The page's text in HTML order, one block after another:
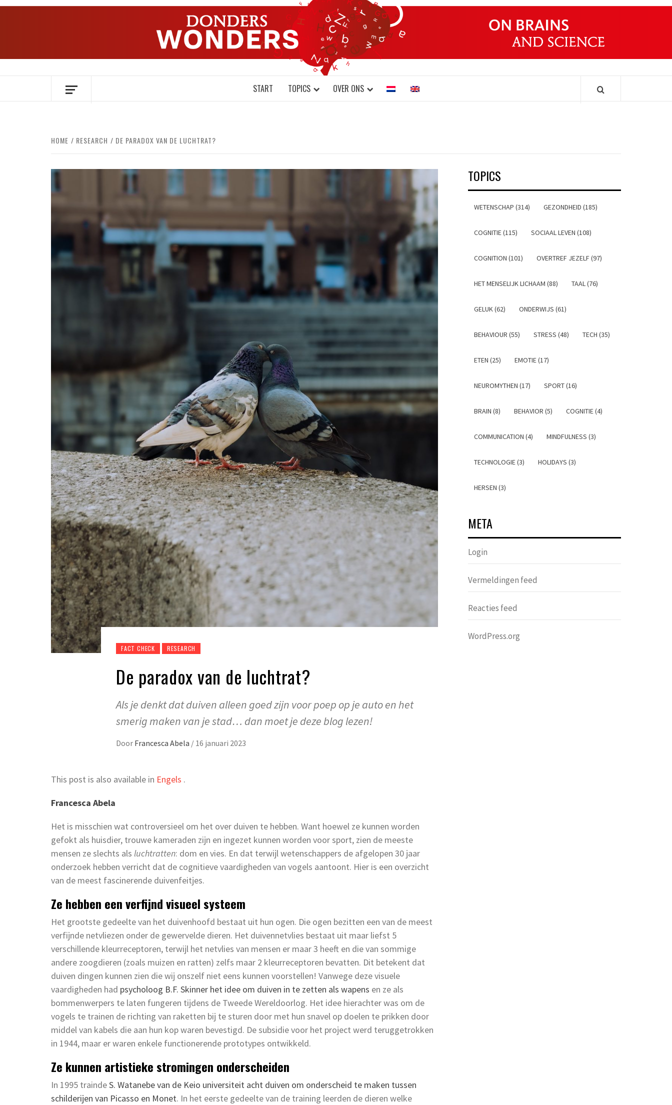
Ga
DONDERS WONDERS
OVER HERSENEN EN WETENSCHAP // ON BRAINS AND SCIENCE
START TOPICS OVER ONS
HOME RESEARCH DE PARADOX VAN DE LUCHTRAT?
FACT CHECK RESEARCH
De paradox van de luchtrat?
Als je denkt dat duiven alleen goed zijn voor poep op je auto en het
smerig maken van je stad… dan moet je deze blog lezen!
Door Francesca Abela / 16 januari 2023
This post is also available in Engels .
Francesca Abela
Het is misschien wat controversieel om het over duiven te hebben. Want hoewel ze kunnen worden
gefokt als huisdier, trouwe kameraden zijn en ingezet kunnen worden voor sport, zien de meeste
mensen ze slechts als luchtratten: dom en vies. En dat terwijl wetenschappers de afgelopen 30 jaar
onderzoek hebben verricht dat de cognitieve vaardigheden van vogels aantoont. Hier is een overzicht
van de meest fascinerende duivenfeitjes.
Ze hebben een verfijnd visueel systeem
Het grootste gedeelte van het duivenhoofd bestaat uit hun ogen. Die ogen bezitten een van de meest
verfijnde netvliezen onder de gewervelde dieren. Het duivennetvlies bestaat uit maar liefst 5
verschillende kleurreceptoren, terwijl het netvlies van mensen er maar 3 heeft en die van sommige
andere zoogdieren (zoals muizen en ratten) zelfs maar 2 kleurreceptoren bevatten. Dit betekent dat
duiven dingen kunnen zien die wij onszelf niet eens kunnen voorstellen! Vanwege deze visuele
vaardigheden had psycholoog B.F. Skinner het idee om duiven in te zetten als wapens en ze als
bommenwerpers te laten fungeren tijdens de Tweede Wereldoorlog. Het idee hierachter was om de
vogels te trainen de richting van raketten bij te sturen door met hun snavel op doelen te prikken door
middel van kabels die aan hun kop waren bevestigd. De subsidie voor het project werd teruggetrokken
in 1944, maar er waren enkele functionerende prototypes ontwikkeld.
Ze kunnen artistieke stromingen onderscheiden
In 1995 traindeS. Watanebe van de Keio universiteit acht duiven om onderscheid te maken tussen
schilderijen van Picasso en Monet. In het eerste gedeelte van de training leerden de dieren welke
TOPICS
WETENSCHAP (314) GEZONDHEID (185)
COGNITIE (115) SOCIAAL LEVEN (108)
COGNITION (101) OVERTREF JEZELF (97)
HET MENSELIJK LICHAAM (88) TAAL (76)
GELUK (62) ONDERWIJS (61)
BEHAVIOUR (55) STRESS (48) TECH (35)
ETEN (25) EMOTIE (17)
NEUROMYTHEN (17) SPORT (16)
BRAIN (8) BEHAVIOR (5) COGNITIE (4)
COMMUNICATION (4) MINDFULNESS (3)
TECHNOLOGIE (3) HOLIDAYS (3)
HERSEN (3)
META
Login
Vermeldingen feed
Reacties feed
WordPress.org